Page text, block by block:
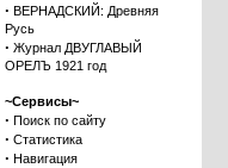
· ВЕРНАДСКИЙ: Древняя
Русь
· Журнал ДВУГЛАВЫЙ
ОРЕЛЪ 1921 год
~Сервисы~
· Поиск по сайту
· Статистика
· Навигация